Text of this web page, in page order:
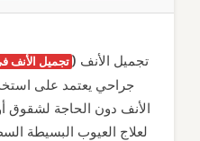
تجميل الأنف (تجميل الأنف
جراحي يعتمد على
الأنف دون الحاجة لشقوق
لعلاج العيوب البسيطة